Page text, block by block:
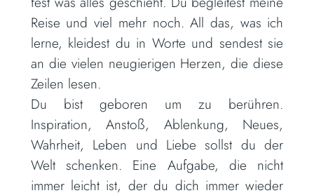
Reise und viel mehr noch. All das, was ich
lerne, kleidest du in Worte und sendest sie
an die vielen neugierigen Herzen, die diese
Zeilen lesen.
Du bist geboren um zu berühren.
Inspiration, Anstoß, Ablenkung, Neues,
Wahrheit, Leben und Liebe sollst du der
Welt schenken. Eine Aufgabe, die nicht
immer leicht ist, der du dich immer wieder